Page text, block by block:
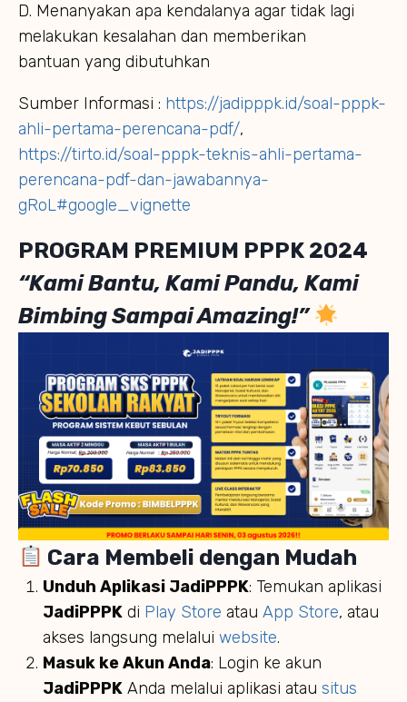
D. Menanyakan apa kendalanya agar tidak lagi
melakukan kesalahan dan memberikan
bantuan yang dibutuhkan
Sumber Informasi : https://jadipppk.id/soal-pppk-
ahli-pertama-perencana-pdf/,
https://tirto.id/soal-pppk-teknis-ahli-pertama-
perencana-pdf-dan-jawabannya-
gRoL#google_vignette
PROGRAM PREMIUM PPPK 2024
“Kami Bantu, Kami Pandu, Kami
Bimbing Sampai Amazing!”
Cara Membeli dengan Mudah
Unduh Aplikasi JadiPPPK: Temukan aplikasi
JadiPPPK di Play Store atau App Store, atau
akses langsung melalui website.
Masuk ke Akun Anda: Login ke akun
JadiPPPK Anda melalui aplikasi atau situs